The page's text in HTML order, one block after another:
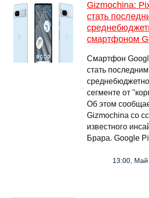
Gizmochina:
стать
смартфоном
Смартфон
стать
сегменте от
Об этом
Gizmochina со
известного
Брара. Google
13:00, Май